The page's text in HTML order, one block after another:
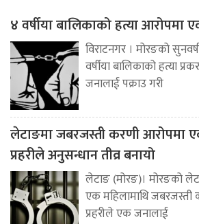
४ वर्षीया बालिकाको हत्या आरोपमा
विराटनगर । मोरङको
वर्षीया बालिकाको हत्या
जनालाई पक्राउ गरी
लेटाङमा जबरजस्ती करणी आरोपमा
प्रहरीले अनुसन्धान तीव्र बनायो
लेटाङ (मोरङ)। मोरङको
एक महिलामाथि जबरजस्ती
प्रहरीले एक जनालाई